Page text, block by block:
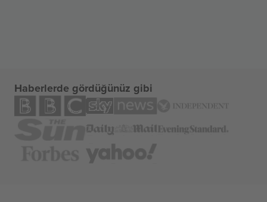
Haberlerde gördüğünüz gibi